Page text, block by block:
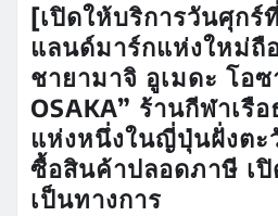
[เปิดให้บริการวันศุกร์
แลนด์มาร์กแห่งใหม่ถื
ชายามาจิ อูเมดะ โอ
OSAKA” ร้านกีฬาเรื
แห่งหนึ่งในญี่ปุ่นฝั่งตะ
ซื้อสินค้าปลอดภาษี เปิ
เป็นทางการ